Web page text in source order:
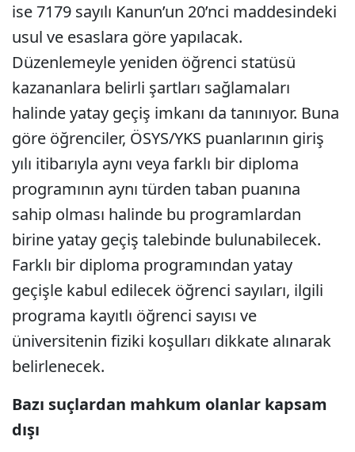
ise 7179 sayılı Kanun’un 20’nci maddesindeki
usul ve esaslara göre yapılacak.
Düzenlemeyle yeniden öğrenci statüsü
kazananlara belirli şartları sağlamaları
halinde yatay geçiş imkanı da tanınıyor. Buna
göre öğrenciler, ÖSYS/YKS puanlarının giriş
yılı itibarıyla aynı veya farklı bir diploma
programının aynı türden taban puanına
sahip olması halinde bu programlardan
birine yatay geçiş talebinde bulunabilecek.
Farklı bir diploma programından yatay
geçişle kabul edilecek öğrenci sayıları, ilgili
programa kayıtlı öğrenci sayısı ve
üniversitenin fiziki koşulları dikkate alınarak
belirlenecek.
Bazı suçlardan mahkum olanlar kapsam
dışı